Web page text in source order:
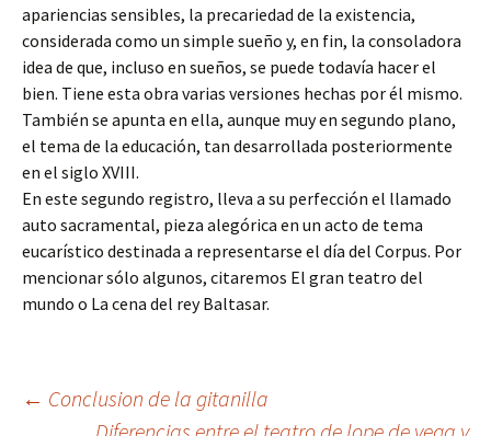
apariencias sensibles, la precariedad de la existencia,
considerada como un simple sueño y, en fin, la consoladora
idea de que, incluso en sueños, se puede todavía hacer el
bien. Tiene esta obra varias versiones hechas por él mismo.
También se apunta en ella, aunque muy en segundo plano,
el tema de la educación, tan desarrollada posteriormente
en el siglo XVIII.
En este segundo registro, lleva a su perfección el llamado
auto sacramental, pieza alegórica en un acto de tema
eucarístico destinada a representarse el día del Corpus. Por
mencionar sólo algunos, citaremos El gran teatro del
mundo o La cena del rey Baltasar.
Navegación
← Conclusion de la gitanilla